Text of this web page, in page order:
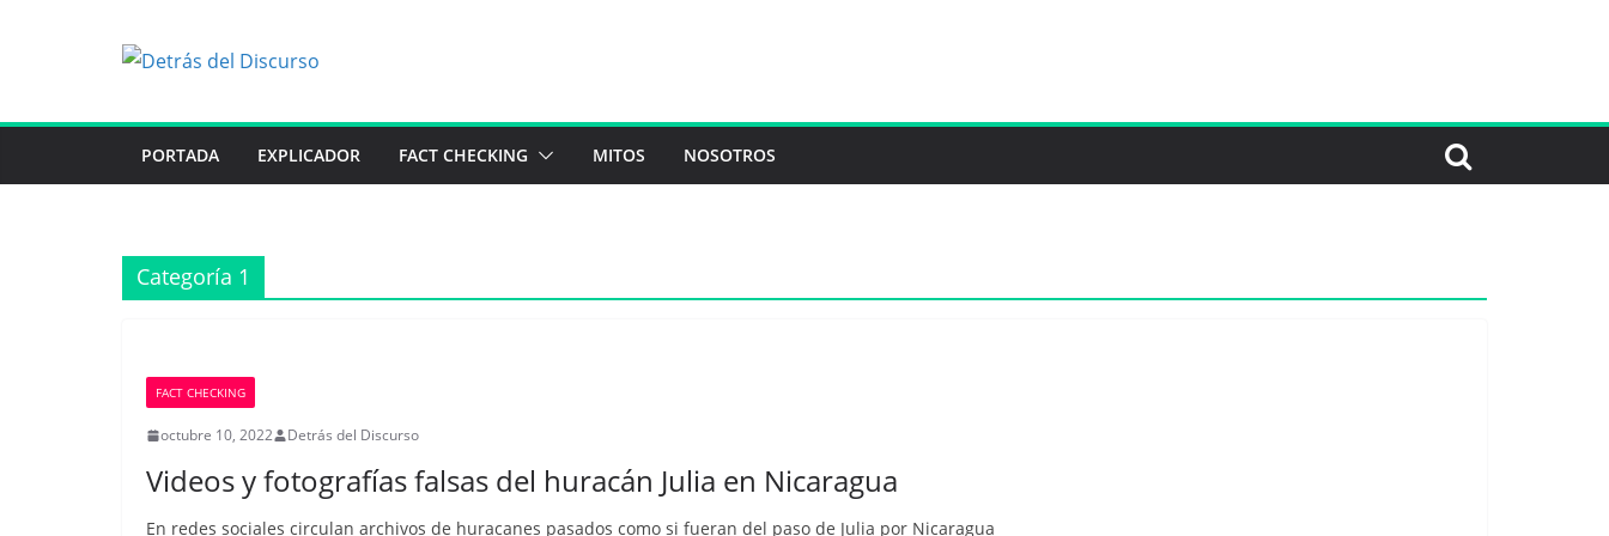
PORTADA EXPLICADOR FACT CHECKING MITOS NOSOTROS
Categoría 1
FACT CHECKING
octubre 10, 2022 Detrás del Discurso
Videos y fotografías falsas del huracán Julia en Nicaragua
En redes sociales circulan archivos de huracanes pasados como si fueran del paso de Julia por Nicaragua